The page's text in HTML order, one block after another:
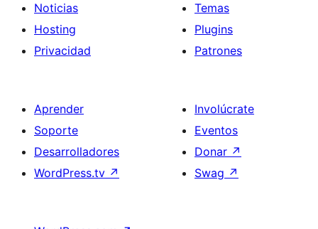
Noticias
Hosting
Privacidad
Temas
Plugins
Patrones
Aprender
Soporte
Desarrolladores
WordPress.tv ↗
Involúcrate
Eventos
Donar ↗
Swag ↗